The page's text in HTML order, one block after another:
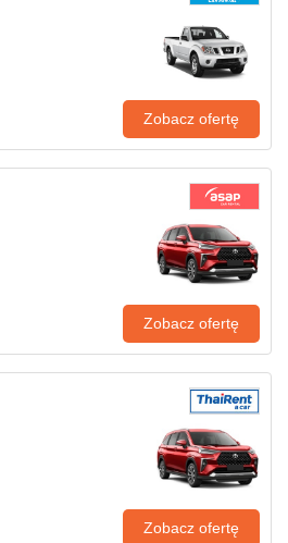
Zobacz ofertę
Zobacz ofertę
Zobacz ofertę